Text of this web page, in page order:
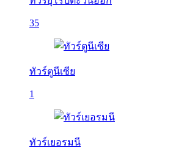
35
ทัวร์ตูนีเซีย
1
ทัวร์เยอรมนี